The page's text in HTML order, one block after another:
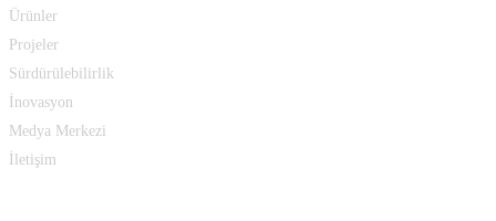
Ürünler
Projeler
Sürdürülebilirlik
İnovasyon
Medya Merkezi
İletişim